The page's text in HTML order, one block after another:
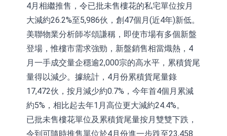
採取出具警示函措施
山金國際：港股上市工作正常推進中
【異動股】港股跌幅榜前十，九福來
(08611.HK)跌21.43%，天瑞汽車内飾
(06162.HK)跌18.44%
4月相繼推售，令已批未售樓花的私宅單位按月
大減約26.2%至5,986伙，創47個月(近4年)新低。
美聯物業分析師岑頌謙稱，即使市場有多個新盤
登場，惟樓市需求強勁，新盤銷售相當熾熱，4
月一手成交量企穩逾2,000宗的高水平，累積貨尾
量得以減少。據統計，4月份累積貨尾量錄
17,472伙，按月減少約0.7%，今年首4個月累減
約5%，相比起去年1月高位更大減約24.4%。
已批未售樓花單位及累積貨尾量按月雙雙下跌，
令到可隨時推售單位於4月份進一步跌至23,458